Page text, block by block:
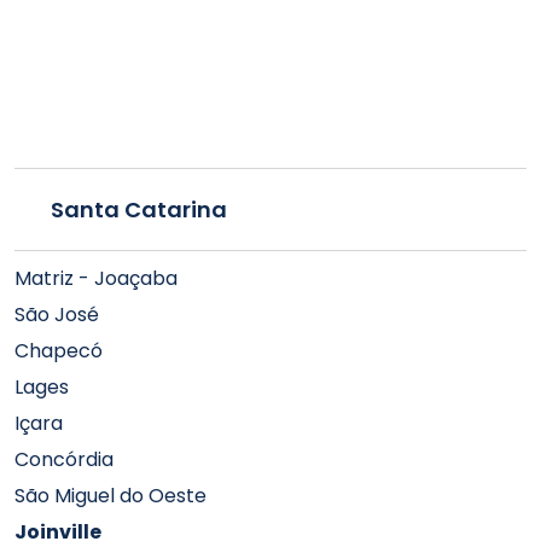
Santa Catarina
Matriz - Joaçaba
São José
Chapecó
Lages
Içara
Concórdia
São Miguel do Oeste
Joinville